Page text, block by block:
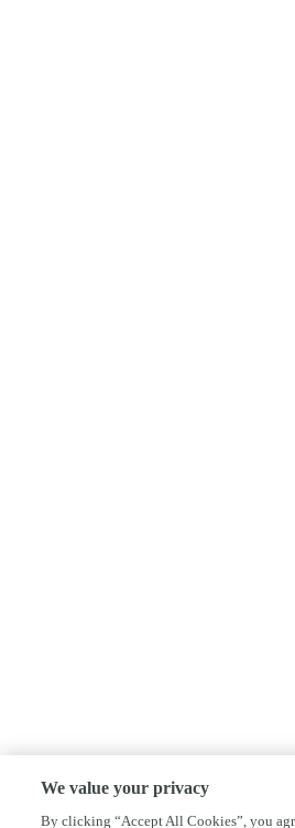
We value your privacy
By clicking “Accept All Cookies”, you